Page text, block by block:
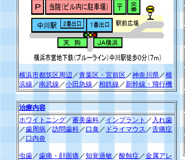
横浜市都筑区周辺 ／青葉区・宮前区／神奈川県／横
浜線 ／南武線 ／小田急線 ／相鉄線 ／ 新幹線・飛行機
治療内容
ホワイトニング／審美歯科／ インプラント ／ 入れ歯
／歯周病 ／訪問歯科／口臭／ ドライマウス ／舌痛症
／ 口内炎
虫歯／歯痛・顔面痛 ／知覚過敏／酸蝕症 ／金属アレ